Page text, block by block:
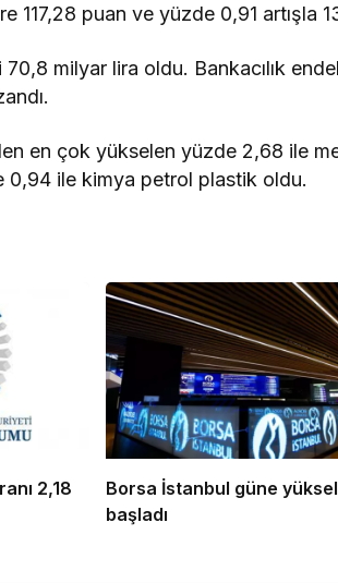
117,28 puan ve yüzde 0,91 artışla
milyar lira oldu. Bankacılık
en çok yükselen yüzde 2,68 ile
0,94 ile kimya petrol plastik oldu.
2,18
Borsa İstanbul güne
başladı